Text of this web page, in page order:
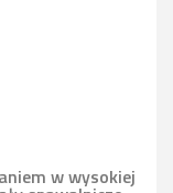
w wysokiej